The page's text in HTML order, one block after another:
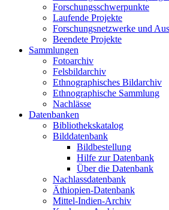
Forschungsschwerpunkte
Laufende Projekte
Forschungsnetzwerke und
Beendete Projekte
Sammlungen
Fotoarchiv
Felsbildarchiv
Ethnographisches Bildarchiv
Ethnographische Sammlung
Nachlässe
Datenbanken
Bibliothekskatalog
Bilddatenbank
Bildbestellung
Hilfe zur Datenbank
Über die Datenbank
Nachlassdatenbank
Äthiopien-Datenbank
Mittel-Indien-Archiv